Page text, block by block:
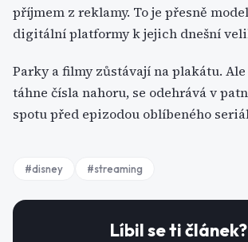
příjmem z reklamy. To je přesně
digitální platformy k jejich dnešní
Parky a filmy zůstávají na plakátu.
táhne čísla nahoru, se odehrává v
spotu před epizodou oblíbeného
#disney #streaming
Líbil se ti článek?